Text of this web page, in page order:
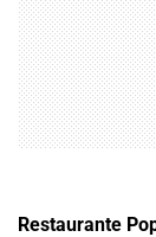
Restaurante